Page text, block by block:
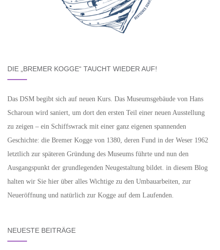
DIE „BREMER KOGGE“ TAUCHT WIEDER AUF!
Das DSM begibt sich auf neuen Kurs. Das Museumsgebäude von Hans
Scharoun wird saniert, um dort den ersten Teil einer neuen Ausstellung
zu zeigen – ein Schiffswrack mit einer ganz eigenen spannenden
Geschichte: die Bremer Kogge von 1380, deren Fund in der Weser 1962
letztlich zur späteren Gründung des Museums führte und nun den
Ausgangspunkt der grundlegenden Neugestaltung bildet. in diesem Blog
halten wir Sie hier über alles Wichtige zu den Umbauarbeiten, zur
Neueröffnung und natürlich zur Kogge auf dem Laufenden.
NEUESTE BEITRÄGE